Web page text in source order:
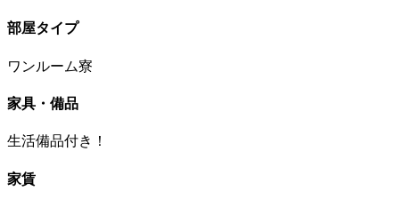
部屋タイプ
ワンルーム寮
家具・備品
生活備品付き！
家賃